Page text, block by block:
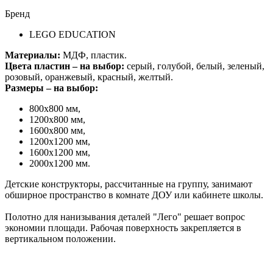
Бренд
LEGO EDUCATION
Материалы: МДФ, пластик.
Цвета пластин – на выбор: серый, голубой, белый, зеленый,
розовый, оранжевый, красный, желтый.
Размеры – на выбор:
800х800 мм,
1200х800 мм,
1600х800 мм,
1200х1200 мм,
1600х1200 мм,
2000х1200 мм.
Детские конструкторы, рассчитанные на группу, занимают
обширное пространство в комнате ДОУ или кабинете школы.
Полотно для нанизывания деталей "Лего" решает вопрос
экономии площади. Рабочая поверхность закрепляется в
вертикальном положении.